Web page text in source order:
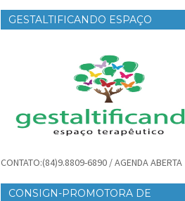
GESTALTIFICANDO ESPAÇO
CONTATO:(84)9.8809-6890 / AGENDA ABERTA
CONSIGN-PROMOTORA DE